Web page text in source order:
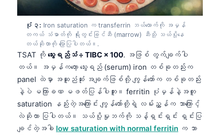
ပုံ ၃: Iron saturation က transferrin ဘယ်လောက်ကို အမှန်
တကယ် သံဓာတ်ကို ရိုးတွင်းခြင်ဆီ (marrow) ဆီသို့ သယ်ပို့နေ
တယ်ဆိုတာကို ပြောပြပါတယ်။.
TSAT ကို သွေးရည်သံ ÷ TIBC × 100. အဖြစ် တွက်ချက်ပါ
တယ်။ အမှန်ကတော့ သွေးရည် (serum) iron တစ်ခုတည်းက
panel ထဲမှာ အဆူညံဆုံး အချက်ဖြစ်လို့ ကျွန်တော်က တစ်ခုတည်း
နဲ့ပဲ မကြာခဏ မဖတ်ပြန်ပါဘူး။ ferritin ပုံမှန်နဲ့အတူ
saturation နည်းတဲ့အကြောင်း ကျွန်တော်တို့ရဲ့ လမ်းညွှန်က ဘာကြောင့်
လဲဆိုတာ ပြပါတယ်။ သယ်ပို့မှုဘက်ကို သန့်ရှင်းရှင်း ရှင်းပြ
ချင်တဲ့အခါ low saturation with normal ferritin က ဘာ